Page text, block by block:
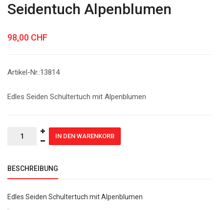
Seidentuch Alpenblumen
98,00 CHF
Artikel-Nr.:13814
Edles Seiden Schultertuch mit Alpenblumen
BESCHREIBUNG
Edles Seiden Schultertuch mit Alpenblumen